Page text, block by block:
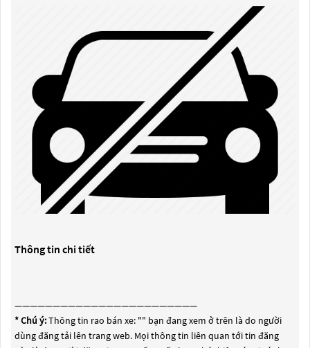
Thông tin chi tiết
————————————————————————
* Chú ý:Thông tin rao bán xe: "" bạn đang xem ở trên là do người
dùng đăng tải lên trang web. Mọi thông tin liên quan tới tin đăng